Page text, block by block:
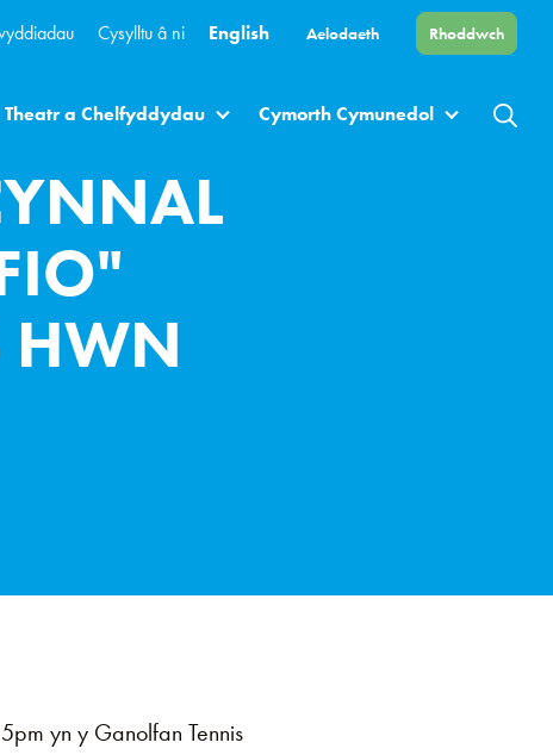
Cysylltu â ni English Aelodaeth Rhoddwch
Theatr a Chelfyddydau Cymorth Cymunedol
HWN
yn y Ganolfan Tennis